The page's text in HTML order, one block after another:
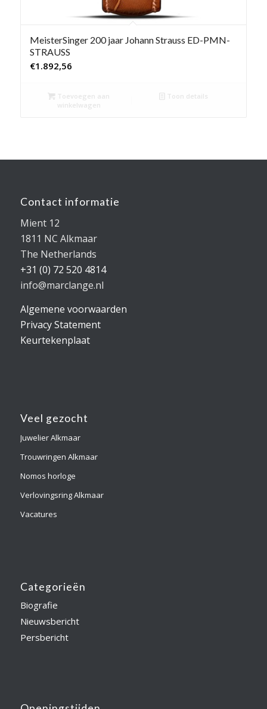
MeisterSinger 200 jaar Johann Strauss ED-PMN-
STRAUSS
€1.892,56
Toevoegen aan
winkelwagen
Toon details
Contact informatie
Mient 12
1811 NC Alkmaar
The Netherlands
+31 (0) 72 520 4814
info@marclange.nl
Algemene voorwaarden
Privacy Statement
Keurtekenplaat
Veel gezocht
Juwelier Alkmaar
Trouwringen Alkmaar
Nomos horloge
Verlovingsring Alkmaar
Vacatures
Categorieën
Biografie
Nieuwsbericht
Persbericht